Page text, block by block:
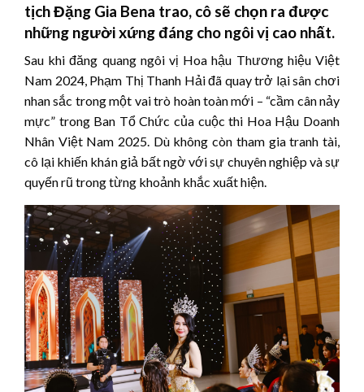
tịch Đặng Gia Bena trao, cô sẽ chọn ra được
những người xứng đáng cho ngôi vị cao nhất.
Sau khi đăng quang ngôi vị Hoa hậu Thương hiệu Việt
Nam 2024, Phạm Thị Thanh Hải đã quay trở lại sân chơi
nhan sắc trong một vai trò hoàn toàn mới – “cầm cân nảy
mực” trong Ban Tổ Chức của cuộc thi Hoa Hậu Doanh
Nhân Việt Nam 2025. Dù không còn tham gia tranh tài,
cô lại khiến khán giả bất ngờ với sự chuyên nghiệp và sự
quyến rũ trong từng khoảnh khắc xuất hiện.